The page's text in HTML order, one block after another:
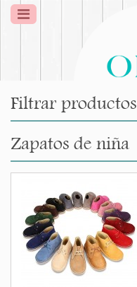
Filtrar productos
Zapatos de niña